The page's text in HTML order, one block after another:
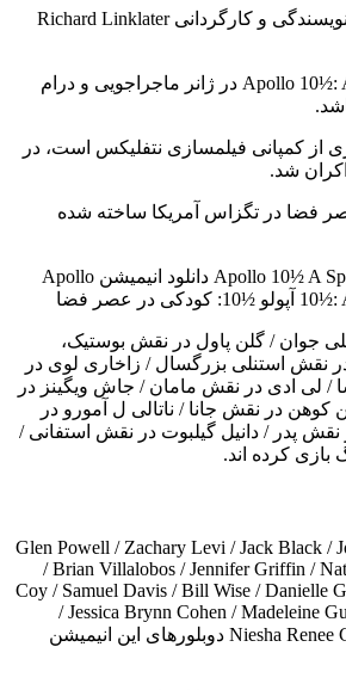
این انیمیشن خارجی به نویسندگی و کارگردانی Richard Linklater
Apollo 10½: A Space Age Childhood در ژانر ماجراجویی و درام
از کمپانی فیلمسازی نتفلیکس است، در
در عصر فضا در تگزاس آمریکا ساخته شده
جوان / گلن پاول در نقش بوستیک،
نقش استنلی بزرگسال / زاخاری لوی در
/ لی ادی در نقش مامان / جاش ویگینز در
کوهن در نقش جانا / ناتالی ل آمورو در
پدر / دانیل گیلبوت در نقش استفانی /
کرده اند.
Glen Powell / Zachary Levi / Jack Black /
/ Brian Villalobos / Jennifer Griffin /
Coy / Samuel Davis / Bill Wise / Danielle
/ Jessica Brynn Cohen / Madeleine
Niesha Renee Guilbot / Keslee Blalock دوبلورهای این انیمیشن